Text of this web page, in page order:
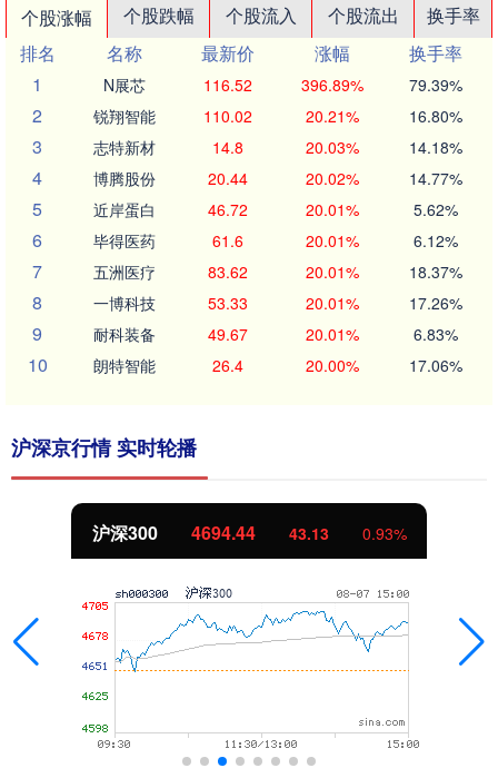
个股涨幅 个股跌幅 个股流入 个股流出
换手率
排名
名称 最新价 涨幅
换手率
1
N展芯 116.52 396.89% 79.39%
2 锐翔智能 110.02 20.21% 16.80%
3 志特新材 14.8 20.03% 14.18%
4 博腾股份 20.44 20.02% 14.77%
5 近岸蛋白 46.72 20.01% 5.62%
6 毕得医药 61.6 20.01% 6.12%
7 五洲医疗 83.62 20.01% 18.37%
8 一博科技 53.33 20.01% 17.26%
9 耐科装备 49.67 20.01% 6.83%
10 朗特智能 26.4 20.00% 17.06%
沪深京行情 实时轮播
北证50 1134.24 11.37